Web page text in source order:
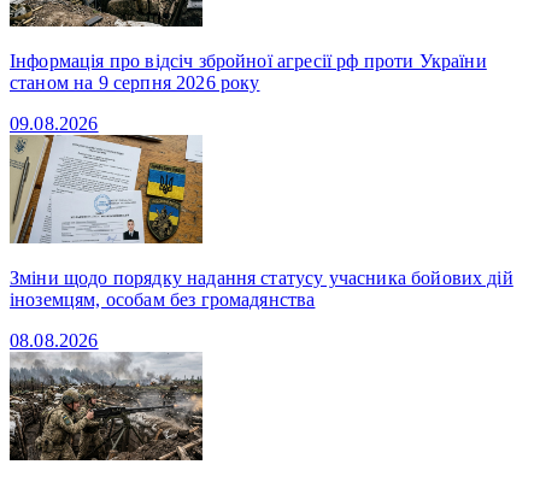
Інформація про відсіч збройної агресії рф проти України
станом на 9 серпня 2026 року
09.08.2026
Зміни щодо порядку надання статусу учасника бойових дій
іноземцям, особам без громадянства
08.08.2026